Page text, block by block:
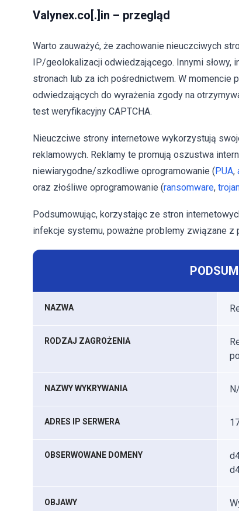
Valynex.co[.]in – przegląd
Warto zauważyć, że zachowanie nieuczciwych
IP/geolokalizacji odwiedzającego. Innymi słowy,
stronach lub za ich pośrednictwem. W momencie
odwiedzających do wyrażenia zgody na
test weryfikacyjny CAPTCHA.
Nieuczciwe strony internetowe wykorzystują
reklamowych. Reklamy te promują oszustwa
niewiarygodne/szkodliwe oprogramowanie (PUA,
oraz złośliwe oprogramowanie (ransomware,
Podsumowując, korzystając ze stron
infekcje systemu, poważne problemy związane
NAZWA
RODZAJ ZAGROŻENIA
NAZWY WYKRYWANIA
ADRES IP SERWERA
OBSERWOWANE DOMENY
OBJAWY